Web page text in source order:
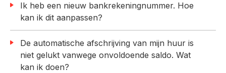
Ik heb een nieuw bankrekeningnummer. Hoe
kan ik dit aanpassen?
De automatische afschrijving van mijn huur is
niet gelukt vanwege onvoldoende saldo. Wat
kan ik doen?